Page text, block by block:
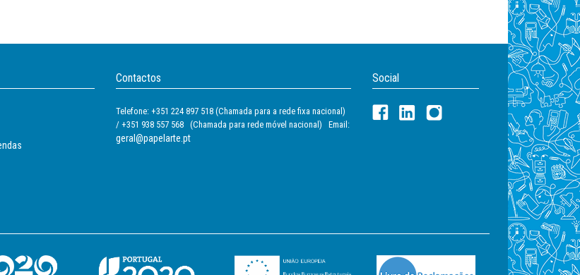
Contactos
Telefone: +351 224 897 518 (Chamada para a rede fixa nacional)
/ +351 938 557 568 (Chamada para rede móvel nacional) Email:
geral@papelarte.pt
Social